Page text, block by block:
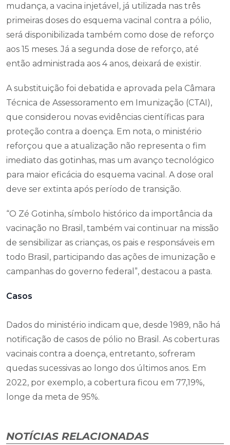
mudança, a vacina injetável, já utilizada nas três
primeiras doses do esquema vacinal contra a pólio,
será disponibilizada também como dose de reforço
aos 15 meses. Já a segunda dose de reforço, até
então administrada aos 4 anos, deixará de existir.
A substituição foi debatida e aprovada pela Câmara
Técnica de Assessoramento em Imunização (CTAI),
que considerou novas evidências científicas para
proteção contra a doença. Em nota, o ministério
reforçou que a atualização não representa o fim
imediato das gotinhas, mas um avanço tecnológico
para maior eficácia do esquema vacinal. A dose oral
deve ser extinta após período de transição.
“O Zé Gotinha, símbolo histórico da importância da
vacinação no Brasil, também vai continuar na missão
de sensibilizar as crianças, os pais e responsáveis em
todo Brasil, participando das ações de imunização e
campanhas do governo federal”, destacou a pasta.
Casos
Dados do ministério indicam que, desde 1989, não há
notificação de casos de pólio no Brasil. As coberturas
vacinais contra a doença, entretanto, sofreram
quedas sucessivas ao longo dos últimos anos. Em
2022, por exemplo, a cobertura ficou em 77,19%,
longe da meta de 95%.
NOTÍCIAS RELACIONADAS